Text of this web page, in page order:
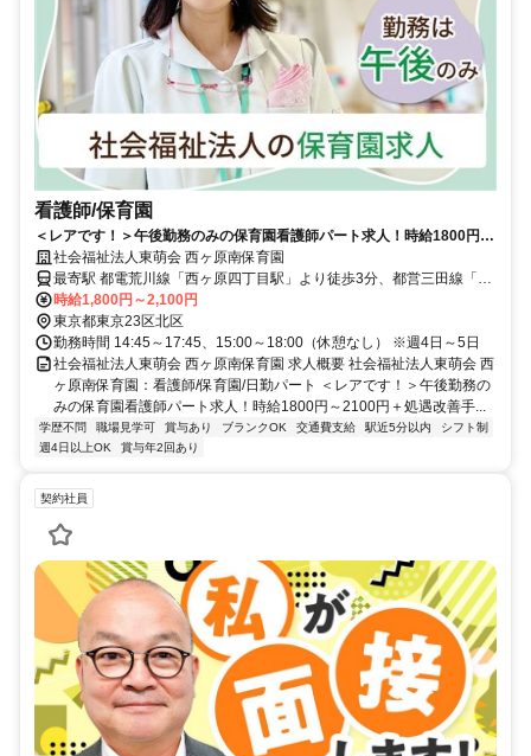
看護師/保育園
＜レアです！＞午後勤務のみの保育園看護師パート求人！時給1800円～
2100円＋処遇改善手当・賞与あり★【北区、保育園、西ヶ原四丁目駅、
看護師、日勤パート】
社会福祉法人東萌会 西ヶ原南保育園
最寄駅 都電荒川線「西ヶ原四丁目駅」より徒歩3分、都営三田線「西
巣鴨駅」徒歩10分、地下鉄南北線「西ヶ原駅」徒歩12分
時給1,800円～2,100円
東京都東京23区北区
勤務時間 14:45～17:45、15:00～18:00（休憩なし） ※週4日～5日
社会福祉法人東萌会 西ヶ原南保育園 求人概要 社会福祉法人東萌会 西
ヶ原南保育園：看護師/保育園/日勤パート ＜レアです！＞午後勤務の
みの保育園看護師パート求人！時給1800円～2100円＋処遇改善手...
学歴不問 職場見学可 賞与あり ブランクOK 交通費支給 駅近5分以内
シフト制
週4日以上OK
賞与年2回あり
契約社員